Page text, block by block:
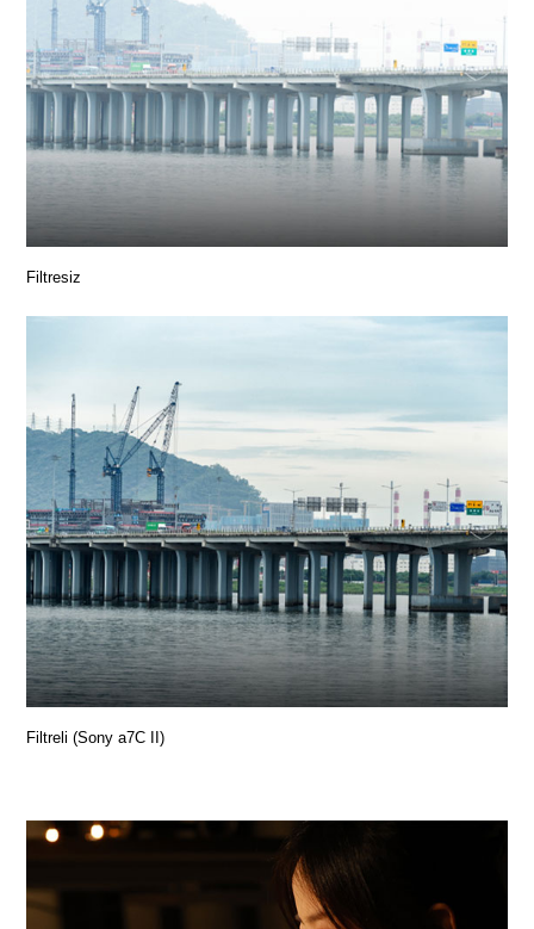
Filtresiz
Filtreli (Sony a7C II)